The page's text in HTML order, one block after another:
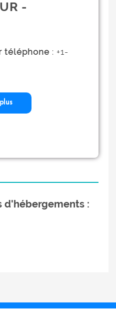
-
téléphone : +1-
d'hébergements :